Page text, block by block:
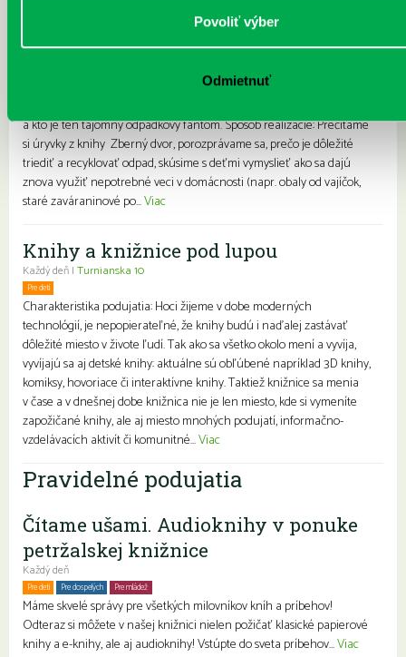
Povoliť výber
Odmietnuť
Pre deti
Príbeh začína v momente, keď smeti vyhodíme do koša. Z príbehu sa
a kto je ten tajomný odpadkový fantóm. Spôsob realizácie: Prečítame
si úryvky z knihy Zberný dvor, porozprávame sa, prečo je dôležité
triediť a recyklovať odpad, skúsime s deťmi vymyslieť ako sa dajú
znova využiť nepotrebné veci v domácnosti (napr. obaly od vajíčok,
staré zaváraninové po...Viac
Knihy a knižnice pod lupou
Každý deň | Turnianska 10
Pre deti
Charakteristika podujatia: Hoci žijeme v dobe moderných
technológií, je nepopierateľné, že knihy budú i naďalej zastávať
dôležité miesto v živote ľudí. Tak ako sa všetko okolo mení a vyvíja,
vyvíjajú sa aj detské knihy: aktuálne sú obľúbené napríklad 3D knihy,
komiksy, hovoriace či interaktívne knihy. Taktiež knižnice sa menia
v čase a v dnešnej dobe knižnica nie je len miesto, kde si vymeníte
zapožičané knihy, ale aj miesto mnohých podujatí, informačno-
vzdelávacích aktivít či komunitné...Viac
Pravidelné podujatia
Čítame ušami. Audioknihy v ponuke
petržalskej knižnice
Každý deň
Pre deti Pre dospelých Pre mládež
Máme skvelé správy pre všetkých milovníkov kníh a príbehov!
Odteraz si môžete v našej knižnici nielen požičať klasické papierové
knihy a e-knihy, ale aj audioknihy! Vstúpte do sveta príbehov...Viac